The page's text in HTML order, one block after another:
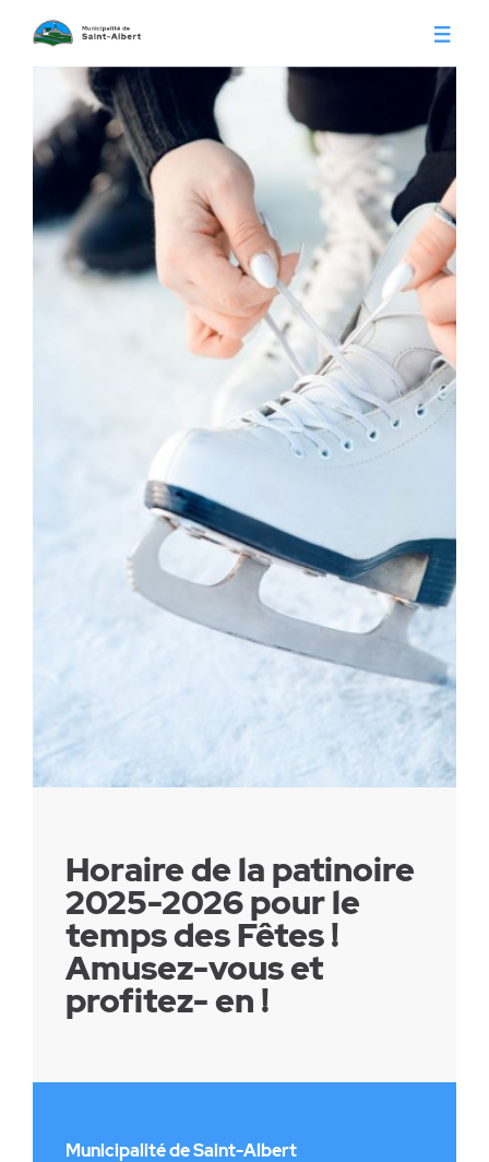
Vivre à Saint-Albert
Infos pratiques
Citoyens
Séances du conseil
Appels d'offre
Réglementation
Santé & sécurité
Travaux publics
Conseil municipal
Calendrier municipal
Horaire de la patinoire
2025-2026 pour le
temps des Fêtes !
Amusez-vous et
profitez- en !
Municipalité de Saint-Albert